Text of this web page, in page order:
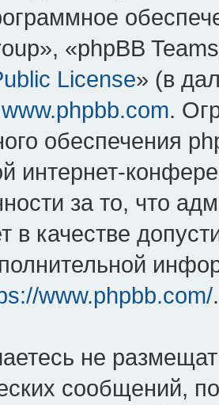
«phpBB
License» (в
www.phpbb.com.
обеспечения
интернет-
за то, что
в качестве
www.phpbb.com/.
не
сообщений,